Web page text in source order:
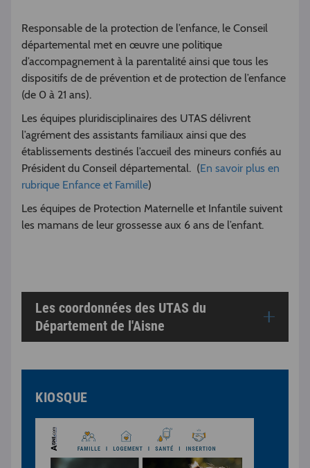
Responsable de la protection de l’enfance, le Conseil
départemental met en œuvre une politique
d’accompagnement à la parentalité ainsi que tous les
dispositifs de de prévention et de protection de l’enfance
(de 0 à 21 ans).
Les équipes pluridisciplinaires des UTAS délivrent
l’agrément des assistants familiaux ainsi que des
établissements destinés l’accueil des mineurs confiés au
Président du Conseil départemental. (En savoir plus en
rubrique Enfance et Famille)
Les équipes de Protection Maternelle et Infantile suivent
les mamans de leur grossesse aux 6 ans de l’enfant.
Les coordonnées des UTAS du
Département de l'Aisne
KIOSQUE